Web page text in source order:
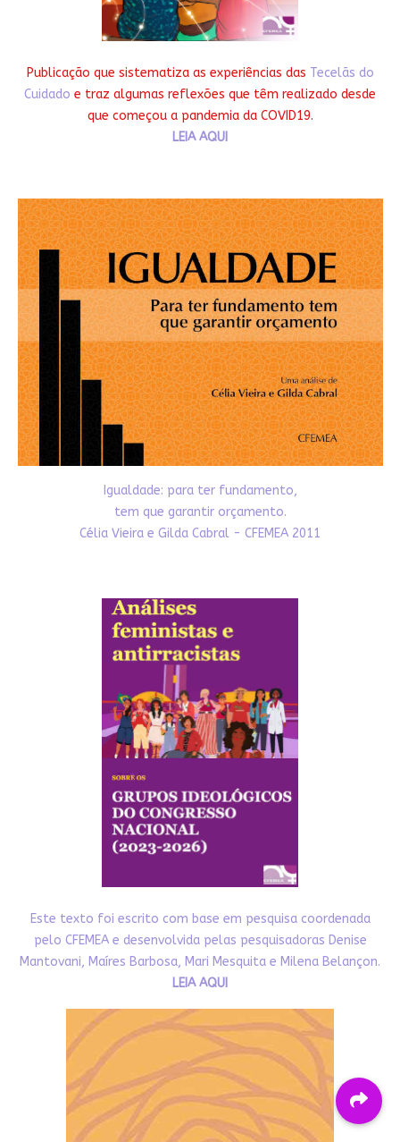
Publicação que sistematiza as experiências das Tecelãs do
Cuidado e traz algumas reflexões que têm realizado desde
que começou a pandemia da COVID19.
LEIA AQUI
Igualdade: para ter fundamento,
tem que garantir orçamento.
Célia Vieira e Gilda Cabral - CFEMEA 2011
Este texto foi escrito com base em pesquisa coordenada
pelo CFEMEA e desenvolvida pelas pesquisadoras Denise
Mantovani, Maíres Barbosa, Mari Mesquita e Milena Belançon.
LEIA AQUI